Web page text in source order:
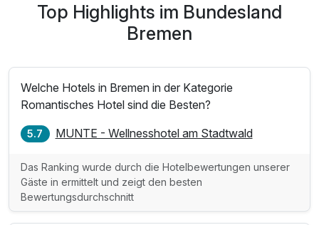
Top Highlights im Bundesland
Bremen
Welche Hotels in Bremen in der Kategorie
Romantisches Hotel sind die Besten?
5.7 MUNTE - Wellnesshotel am Stadtwald
Das Ranking wurde durch die Hotelbewertungen unserer
Gäste in ermittelt und zeigt den besten
Bewertungsdurchschnitt